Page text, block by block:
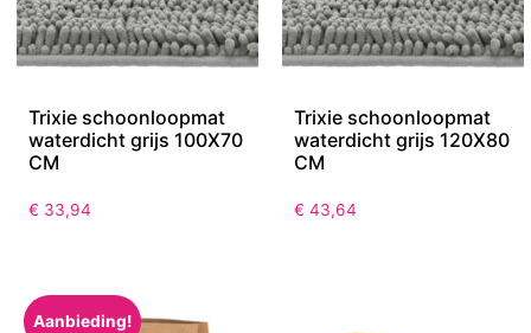
Trixie schoonloopmat
waterdicht grijs 100X70
CM
€ 33,94
Trixie schoonloopmat
waterdicht grijs 120X80
CM
€ 43,64
Aanbieding!